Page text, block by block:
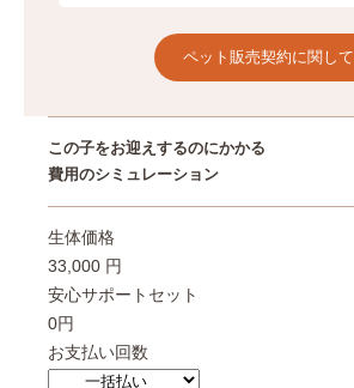
ペット販売契約に関して
この子をお迎えするのにかかる
費用のシミュレーション
生体価格
33,000 円
安心サポートセット
0円
お支払い回数